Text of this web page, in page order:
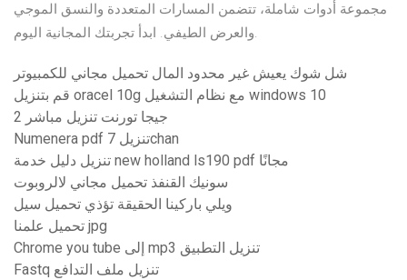
مجموعة أدوات شاملة، تتضمن المسارات المتعددة والنسق الموجي
والعرض الطيفي. ابدأ تجربتك المجانية اليوم.
شل شوك يعيش غير محدود المال تحميل مجاني للكمبيوتر
قم بتنزيل oracel 10g مع نظام التشغيل windows 10
2 جيجا تورنت تنزيل مباشر
Numenera pdf تنزيل 7chan
تنزيل دليل خدمة new holland ls190 pdf مجانًا
سونيك القنفذ تحميل مجاني لالروبوت
ويلي باركينا الحقيقة تؤذي تحميل سيل
تحميل علمنا jpg
Chrome you tube إلى mp3 تنزيل التطبيق
Fastq تنزيل ملف التدافع